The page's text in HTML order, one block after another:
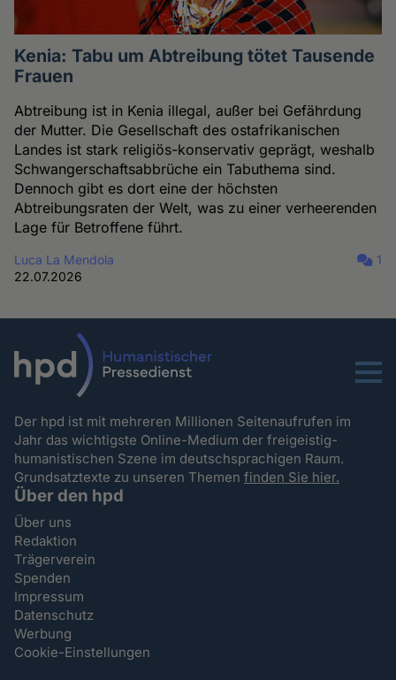
Kenia: Tabu um Abtreibung tötet Tausende
Frauen
Abtreibung ist in Kenia illegal, außer bei Gefährdung
der Mutter. Die Gesellschaft des ostafrikanischen
Landes ist stark religiös-konservativ geprägt, weshalb
Schwangerschaftsabbrüche ein Tabuthema sind.
Dennoch gibt es dort eine der höchsten
Abtreibungsraten der Welt, was zu einer verheerenden
Lage für Betroffene führt.
Luca La Mendola
22.07.2026
1
Menu
Der hpd ist mit mehreren Millionen Seitenaufrufen im
Jahr das wichtigste Online-Medium der freigeistig-
humanistischen Szene im deutschsprachigen Raum.
Grundsatztexte zu unseren Themenfinden Sie hier.
Über den hpd
Über uns
Redaktion
Trägerverein
Spenden
Impressum
Datenschutz
Werbung
Cookie-Einstellungen